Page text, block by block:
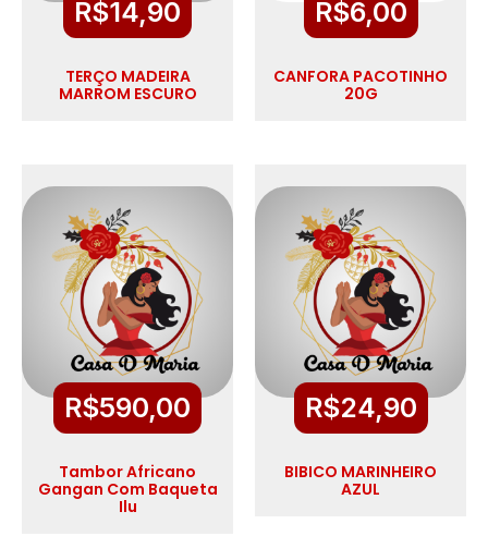
R$14,90
TERÇO MADEIRA
MARROM ESCURO
R$6,00
CANFORA PACOTINHO
20G
R$590,00
Tambor Africano
Gangan Com Baqueta
Ilu
R$24,90
BIBICO MARINHEIRO
AZUL